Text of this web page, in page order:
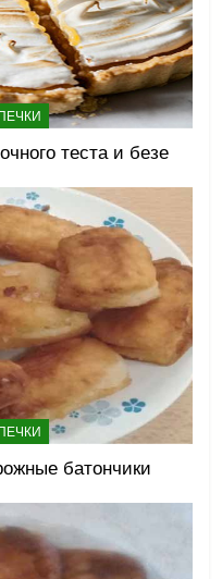
теста и безе
батончики